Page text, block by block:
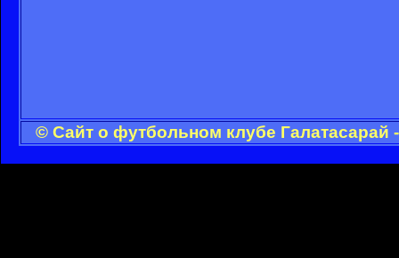
© Сайт о футбольном клубе